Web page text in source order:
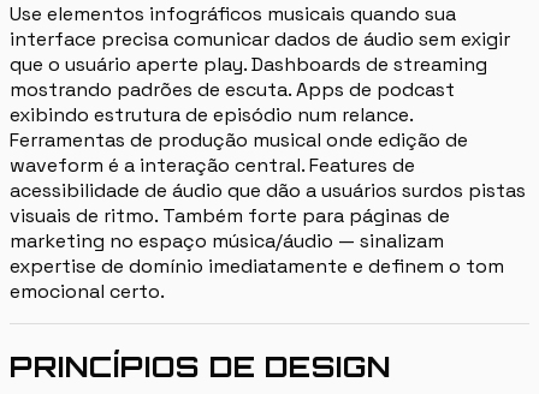
Use elementos infográficos musicais quando sua
interface precisa comunicar dados de áudio sem exigir
que o usuário aperte play. Dashboards de streaming
mostrando padrões de escuta. Apps de podcast
exibindo estrutura de episódio num relance.
Ferramentas de produção musical onde edição de
waveform é a interação central. Features de
acessibilidade de áudio que dão a usuários surdos pistas
visuais de ritmo. Também forte para páginas de
marketing no espaço música/áudio — sinalizam
expertise de domínio imediatamente e definem o tom
emocional certo.
PRINCÍPIOS DE DESIGN